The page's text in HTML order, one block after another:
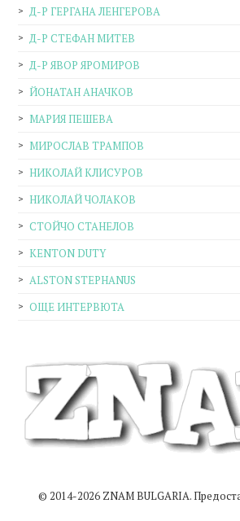
Д-Р ГЕРГАНА ЛЕНГЕРОВА
Д-Р СТЕФАН МИТЕВ
Д-Р ЯВОР ЯРОМИРОВ
ЙОНАТАН АНАЧКОВ
МАРИЯ ПЕШЕВА
МИРОСЛАВ ТРАМПОВ
НИКОЛАЙ КЛИСУРОВ
НИКОЛАЙ ЧОЛАКОВ
СТОЙЧО СТАНЕЛОВ
KENTON DUTY
ALSTON STEPHANUS
ОЩЕ ИНТЕРВЮТА
© 2014-2026 ZNAM BULGARIA.